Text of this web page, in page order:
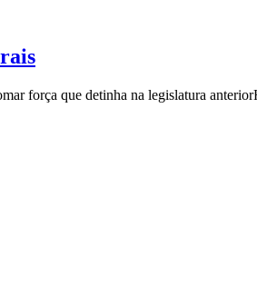
força que detinha na legislatura anterior